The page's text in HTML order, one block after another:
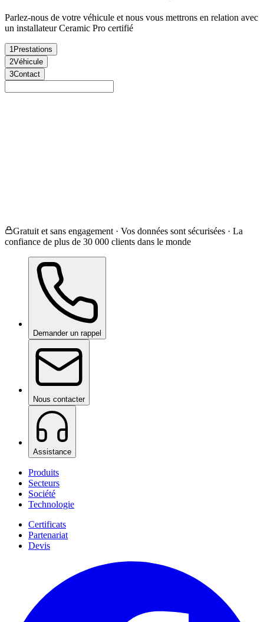
Parlez-nous de votre véhicule et nous vous mettrons en relation avec
un installateur Ceramic Pro certifié
1 Prestations
2Véhicule
3Contact
Gratuit et sans engagement · Vos données sont sécurisées · La
confiance de plus de 30 000 clients dans le monde
Demander un rappel
Nous contacter
Assistance
Produits
Secteurs
Société
Technologie
Certificats
Partenariat
Devis